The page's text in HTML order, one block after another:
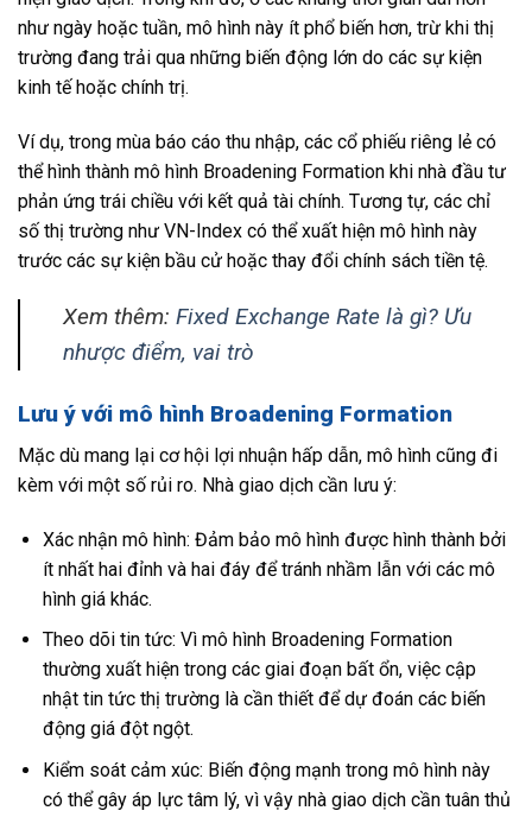
như ngày hoặc tuần, mô hình này ít phổ biến hơn, trừ khi thị
trường đang trải qua những biến động lớn do các sự kiện
kinh tế hoặc chính trị.
Ví dụ, trong mùa báo cáo thu nhập, các cổ phiếu riêng lẻ có
thể hình thành mô hình Broadening Formation khi nhà đầu tư
phản ứng trái chiều với kết quả tài chính. Tương tự, các chỉ
số thị trường như VN-Index có thể xuất hiện mô hình này
trước các sự kiện bầu cử hoặc thay đổi chính sách tiền tệ.
Xem thêm: Fixed Exchange Rate là gì? Ưu
nhược điểm, vai trò
Lưu ý với mô hình Broadening Formation
Mặc dù mang lại cơ hội lợi nhuận hấp dẫn, mô hình cũng đi
kèm với một số rủi ro. Nhà giao dịch cần lưu ý:
Xác nhận mô hình: Đảm bảo mô hình được hình thành bởi
ít nhất hai đỉnh và hai đáy để tránh nhầm lẫn với các mô
hình giá khác.
Theo dõi tin tức: Vì mô hình Broadening Formation
thường xuất hiện trong các giai đoạn bất ổn, việc cập
nhật tin tức thị trường là cần thiết để dự đoán các biến
động giá đột ngột.
Kiểm soát cảm xúc: Biến động mạnh trong mô hình này
có thể gây áp lực tâm lý, vì vậy nhà giao dịch cần tuân thủ